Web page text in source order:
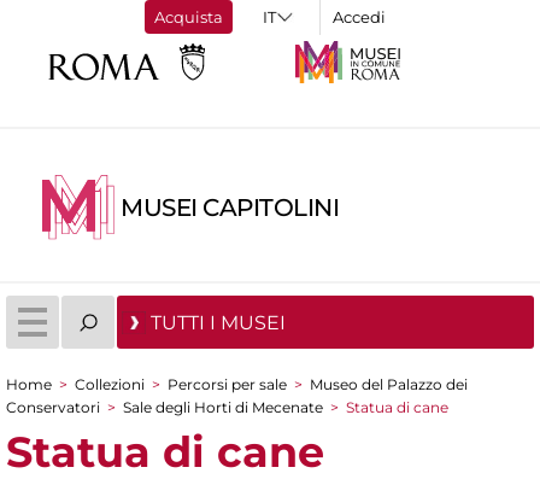
Acquista Accedi
MUSEI CAPITOLINI
TUTTI I MUSEI
Tu sei qui
Home > Collezioni > Percorsi per sale > Museo del Palazzo dei
Conservatori > Sale degli Horti di Mecenate > Statua di cane
Statua di cane